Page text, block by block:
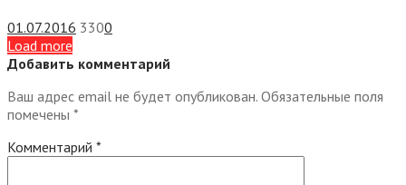
01.07.2016 3300
Load more
Добавить комментарий
Ваш адрес email не будет опубликован. Обязательные поля
помечены *
Комментарий *